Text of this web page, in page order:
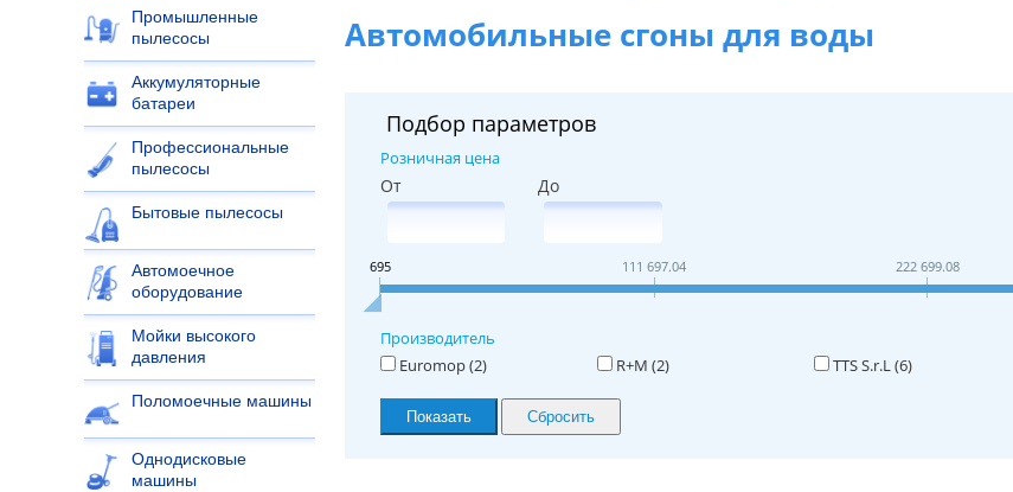
Промышленные
пылесосы
Аккумуляторные
батареи
Профессиональные
пылесосы
Бытовые пылесосы
Автомоечное
оборудование
Мойки высокого
давления
Поломоечные машины
Однодисковые
машины
Автомобильные сгоны для воды
Подбор параметров
Розничная цена
От До
695 111 697.04 222 699.08
Производитель
Euromop (2) R+M (2) TTS S.r.L (6)